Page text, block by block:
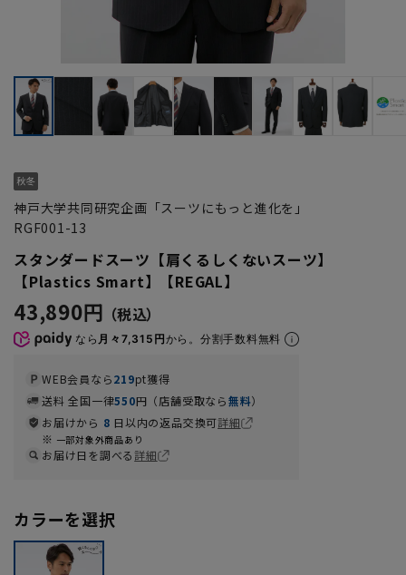
神戸大学共同研究企画「スーツにもっと進化を」
RGF001-13
スタンダードスーツ【肩くるしくないスーツ】
【Plastics Smart】【REGAL】
43,890円
なら 月々7,315円から。分割手数料無料
WEB会員なら219pt獲得
送料 全国一律550円（店舗受取なら無料）
お届けから 8 日以内の返品交換可詳細
一部対象外商品あり
お届け日を調べる詳細
カラーを選択